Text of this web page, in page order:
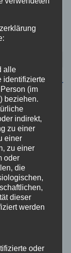
alle
identifizierte
(im
beziehen.
indirekt,
zu einer
einer
zu einer
oder
die
dieser
werden
oder